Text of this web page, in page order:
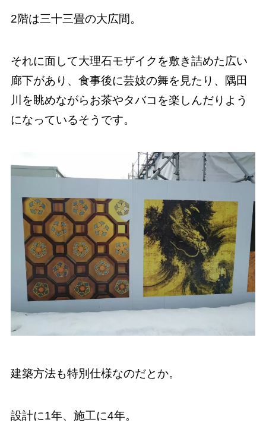
2階は三十三畳の大広間。
それに面して大理石モザイクを敷き詰めた広い
廊下があり、食事後に芸妓の舞を見たり、隅田
川を眺めながらお茶やタバコを楽しんだりよう
になっているそうです。
建築方法も特別仕様なのだとか。
設計に1年、施工に4年。